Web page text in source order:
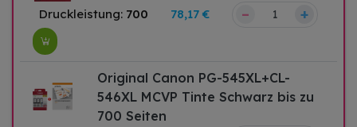
Druckleistung: 700 78,17 € – +
Original Canon PG-545XL+CL-
546XL MCVP Tinte Schwarz bis zu
700 Seiten